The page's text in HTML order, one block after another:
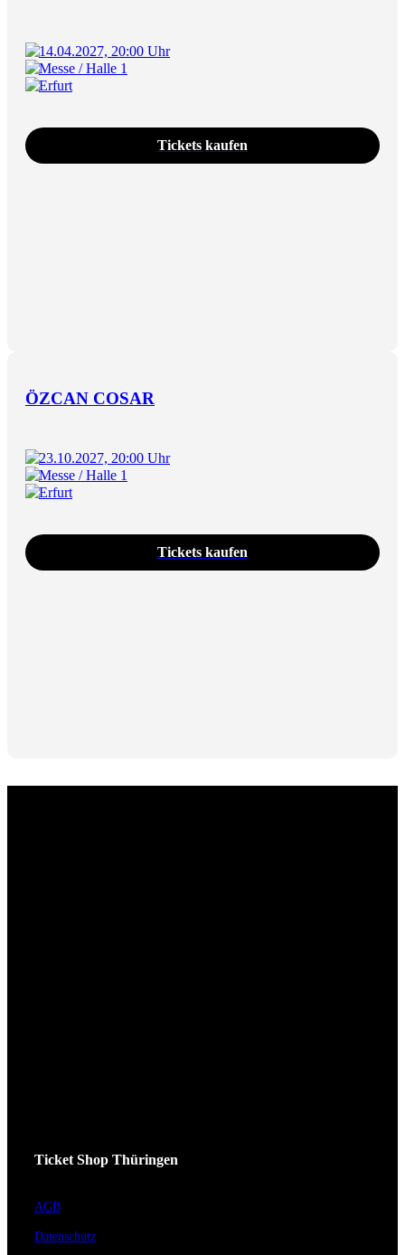
14.04.2027, 20:00 Uhr
Messe / Halle 1
Erfurt
Tickets kaufen
ÖZCAN COSAR
23.10.2027, 20:00 Uhr
Messe / Halle 1
Erfurt
Tickets kaufen
Ticket Shop Thüringen
AGB
Datenschutz